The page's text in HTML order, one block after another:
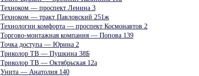
Техноком — проспект Ленина 3
Техноком — тракт Павловский 251ж
Технологии комфорта — проспект Космонавтов 2
Торгово-монтажная компания — Попова 139
Точка доступа — Юрина 2
Триколор ТВ — Пушкина 38Б
Триколор ТВ — Октябрьская 12а
Унита — Анатолия 140